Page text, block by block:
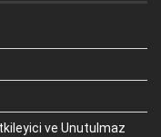
ve Unutulmaz